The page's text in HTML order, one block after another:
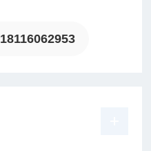
18116062953